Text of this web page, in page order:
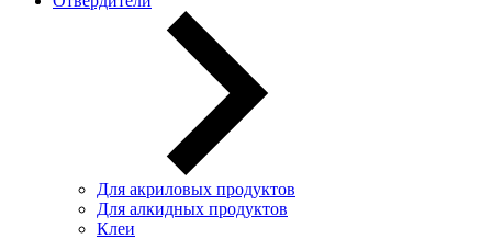
Для акриловых продуктов
Для алкидных продуктов
Клеи